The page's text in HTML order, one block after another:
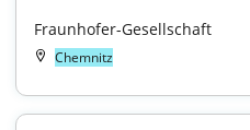
Fraunhofer-Gesellschaft
Chemnitz